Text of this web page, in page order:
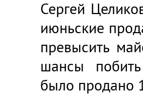
Сергей
июньские
превысить
шансы
было продано